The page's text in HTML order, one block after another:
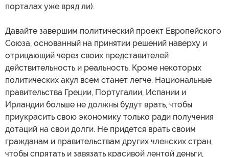
порталах уже вряд ли).
Давайте завершим политический проект Европейского
Союза, основанный на принятии решений наверху и
отрицающий через своих представителей
действительность и реальность. Кроме некоторых
политических акул всем станет легче. Национальные
правительства Греции, Португалии, Испании и
Ирландии больше не должны будут врать, чтобы
приукрасить свою экономику только ради получения
дотаций на свои долги. Не придется врать своим
гражданам и правительствам других членских стран,
чтобы спрятать и завязать красивой лентой деньги,